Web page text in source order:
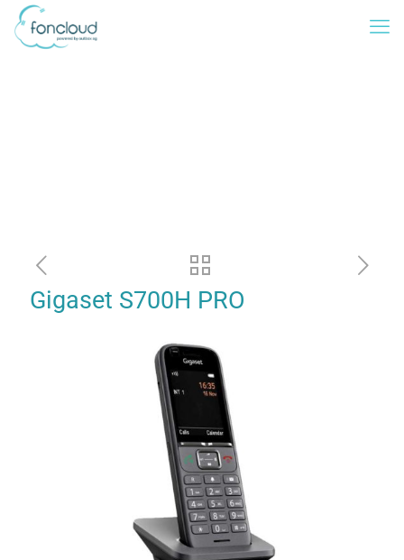
Gigaset S700H PRO